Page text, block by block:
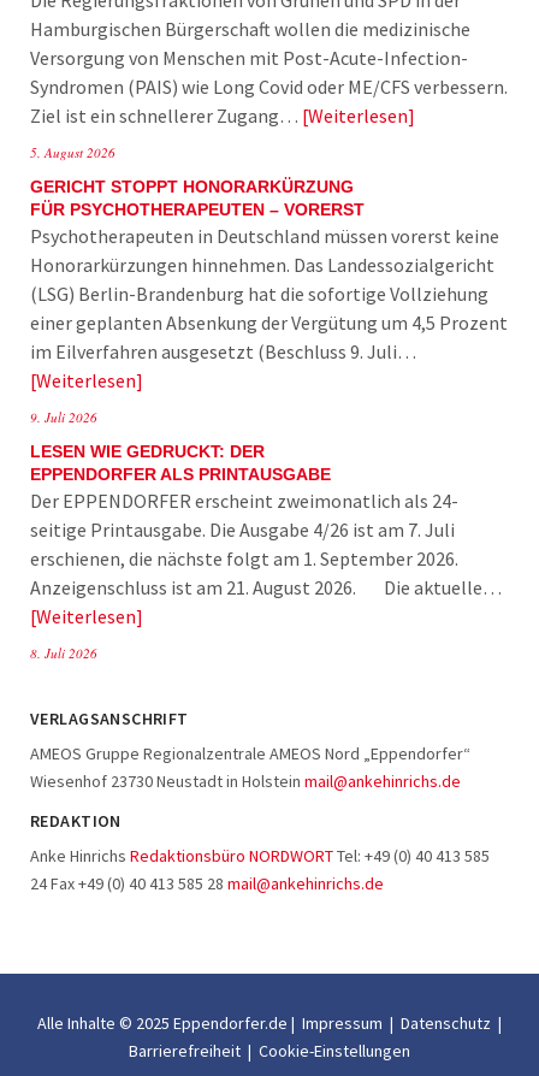
Hamburgischen Bürgerschaft wollen die medizinische
Versorgung von Menschen mit Post-Acute-Infection-
Syndromen (PAIS) wie Long Covid oder ME/CFS verbessern.
Ziel ist ein schnellerer Zugang… Weiterlesen
5. August 2026
GERICHT STOPPT HONORARKÜRZUNG
FÜR PSYCHOTHERAPEUTEN – VORERST
Psychotherapeuten in Deutschland müssen vorerst keine
Honorarkürzungen hinnehmen. Das Landessozialgericht
(LSG) Berlin-Brandenburg hat die sofortige Vollziehung
einer geplanten Absenkung der Vergütung um 4,5 Prozent
im Eilverfahren ausgesetzt (Beschluss 9. Juli…
Weiterlesen
9. Juli 2026
LESEN WIE GEDRUCKT: DER
EPPENDORFER ALS PRINTAUSGABE
Der EPPENDORFER erscheint zweimonatlich als 24-
seitige Printausgabe. Die Ausgabe 4/26 ist am 7. Juli
erschienen, die nächste folgt am 1. September 2026.
Anzeigenschluss ist am 21. August 2026. Die aktuelle…
Weiterlesen
8. Juli 2026
VERLAGSANSCHRIFT
AMEOS Gruppe Regionalzentrale AMEOS Nord „Eppendorfer“
Wiesenhof 23730 Neustadt in Holstein mail@ankehinrichs.de
REDAKTION
Anke Hinrichs Redaktionsbüro NORDWORTTel: +49 (0) 40 413 585
24 Fax +49 (0) 40 413 585 28 mail@ankehinrichs.de
Alle Inhalte © 2025 Eppendorfer.de | Impressum | Datenschutz |
Barrierefreiheit | Cookie-Einstellungen